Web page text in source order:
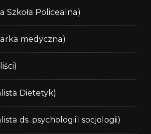
Szkoła Policealna)
medyczna)
Dietetyk)
ds. psychologii i socjologii)